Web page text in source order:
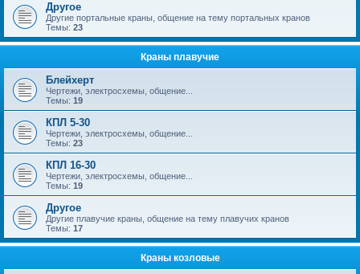
Другое
Другие портальные краны, общение на тему портальных кранов
Темы: 23
Краны плавучие
Блейхерт
Чертежи, электросхемы, общение...
Темы: 19
КПЛ 5-30
Чертежи, электросхемы, общение...
Темы: 23
КПЛ 16-30
Чертежи, электросхемы, общение...
Темы: 19
Другое
Другие плавучие краны, общение на тему плавучих кранов
Темы: 17
Краны козловые